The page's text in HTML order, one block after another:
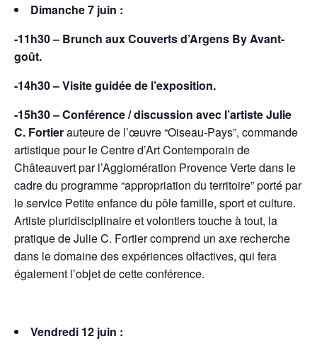
Dimanche 7 juin :
-11h30 – Brunch aux Couverts d’Argens By Avant-
goût.
-14h30 – Visite guidée de l’exposition.
-15h30 – Conférence / discussion avec l’artiste Julie
C. Fortierauteure de l’œuvre “Oiseau-Pays”, commande
artistique pour le Centre d’Art Contemporain de
Châteauvert par l’Agglomération Provence Verte dans le
cadre du programme “appropriation du territoire” porté par
le service Petite enfance du pôle famille, sport et culture.
Artiste pluridisciplinaire et volontiers touche à tout, la
pratique de Julie C. Fortier comprend un axe recherche
dans le domaine des expériences olfactives, qui fera
également l’objet de cette conférence.
Vendredi 12 juin :